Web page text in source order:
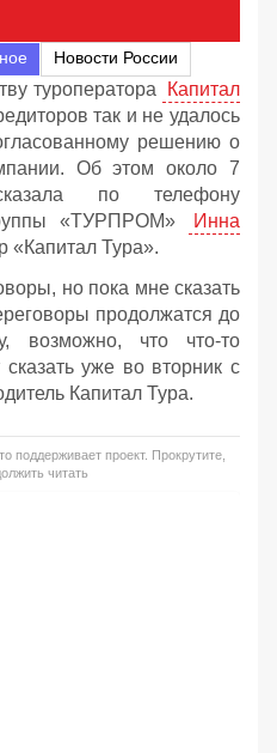
Новости России
туроператора
Капитал
так и не удалось
решению о
Об этом около 7
по телефону
«ТУРПРОМ»
Инна
«Капитал Тура».
но пока мне сказать
продолжатся до
возможно, что что-то
уже во вторник с
Капитал Тура.
поддерживает проект. Прокрутите,
читать